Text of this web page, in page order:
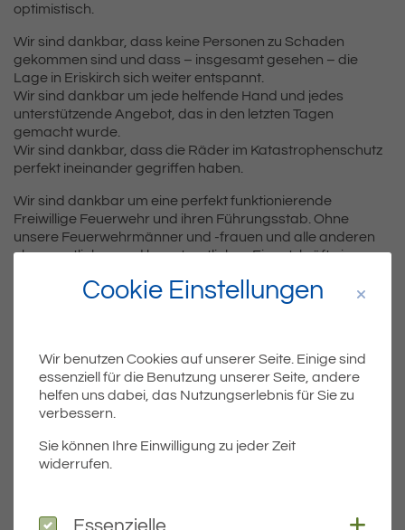
optimistisch.
Wir sind dankbar, dass keine Personen zu Schaden
gekommen sind und dass – insgesamt gesehen – die
Lage in Eriskirch sich weiter entspannt.
Wir sind dankbar um jede helfende Hand und jedes
unterstützende Angebot, das in den letzten Tagen
gemacht wurde.
Wir sind dankbar, dass die Räder im Katastrophenschutz
perfekt ineinander gegriffen haben.
Wir sind dankbar um eine perfekt funktionierende
Freiwillige Feuerwehr und ihren Führungsstab. Ohne
unsere Feuerwehrmänner und -frauen und alle anderen
ehrenamtlichen und hauptamtlichen Einsatzkräfte in
heutigen Morgen sicher anders aussehen.
Cookie Einstellungen
Wir benutzen Cookies auf unserer Seite. Einige sind
essenziell für die Benutzung unserer Seite, andere
helfen uns dabei, das Nutzungserlebnis für Sie zu
verbessern.
Sie können Ihre Einwilligung zu jeder Zeit
widerrufen.
Essenzielle
Essenzielle